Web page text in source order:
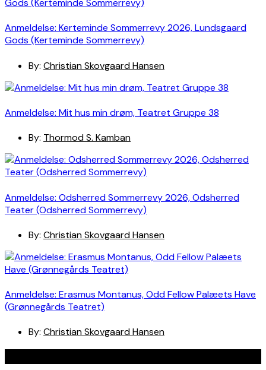
Anmeldelse: Kerteminde Sommerrevy 2026, Lundsgaard
Gods (Kerteminde Sommerrevy)
By: Christian Skovgaard Hansen
Anmeldelse: Mit hus min drøm, Teatret Gruppe 38
By: Thormod S. Kamban
Anmeldelse: Odsherred Sommerrevy 2026, Odsherred
Teater (Odsherred Sommerrevy)
By: Christian Skovgaard Hansen
Anmeldelse: Erasmus Montanus, Odd Fellow Palæets Have
(Grønnegårds Teatret)
By: Christian Skovgaard Hansen